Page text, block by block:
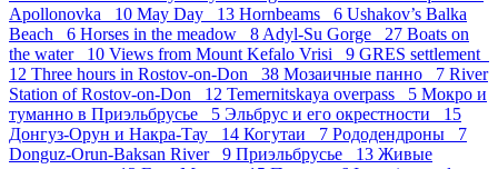
Apollonovka 10 May Day 13 Hornbeams 6 Ushakov’s Balka
Beach 6 Horses in the meadow 8 Adyl-Su Gorge 27 Boats on
the water 10 Views from Mount Kefalo Vrisi 9 GRES settlement
12 Three hours in Rostov-on-Don 38 Мозаичные панно 7 River
Station of Rostov-on-Don 12 Temernitskaya overpass 5 Мокро и
туманно в Приэльбрусье 5 Эльбрус и его окрестности 15
Донгуз-Орун и Накра-Тау 14 Когутаи 7 Рододендроны 7
Donguz-Orun-Baksan River 9 Приэльбрусье 13 Живые